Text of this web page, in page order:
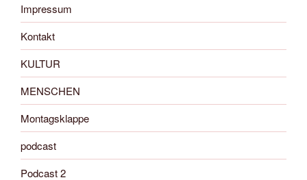
Impressum
Kontakt
KULTUR
MENSCHEN
Montagsklappe
podcast
Podcast 2